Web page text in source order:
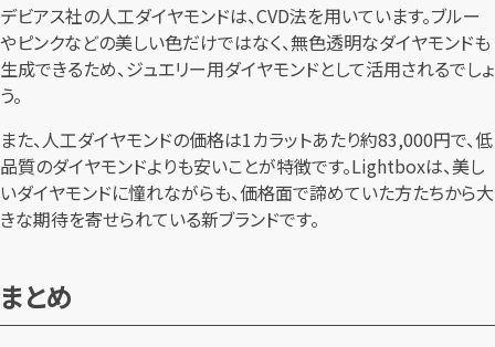
デビアス社の人工ダイヤモンドは、CVD法を用いています。ブルー
やピンクなどの美しい色だけではなく、無色透明なダイヤモンドも
生成できるため、ジュエリー用ダイヤモンドとして活用されるでしょ
う。
また、人工ダイヤモンドの価格は1カラットあたり約83,000円で、低
品質のダイヤモンドよりも安いことが特徴です。Lightboxは、美し
いダイヤモンドに憧れながらも、価格面で諦めていた方たちから大
きな期待を寄せられている新ブランドです。
まとめ